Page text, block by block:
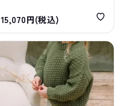
15,070円(税込)